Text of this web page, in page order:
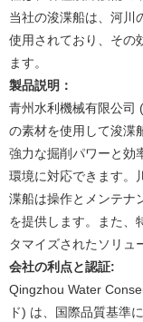
当社の浚渫船は、河川
使用されており、その
ます。
製品説明：
青州水利機械有限公司
の素材を使用して浚渫
強力な掘削パワーと効
環境に対応できます。
渫船は操作とメンテナ
を提供します。また、
タマイズされたソリュ
会社の利点と認証:
Qingzhou Water
ド) は、国際品質基準